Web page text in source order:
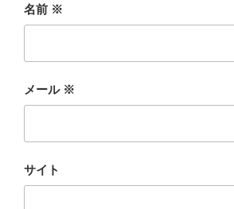
名前 ※
メール ※
サイト